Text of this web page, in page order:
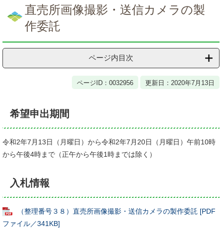
直売所画像撮影・送信カメラの製
作委託
ページ内目次
ページID：0032956 更新日：2020年7月13日
希望申出期間
令和2年7月13日（月曜日）から令和2年7月20日（月曜日）午前10時
から午後4時まで（正午から午後1時までは除く）
入札情報
（整理番号３８）直売所画像撮影・送信カメラの製作委託 [PDF
ファイル／341KB]